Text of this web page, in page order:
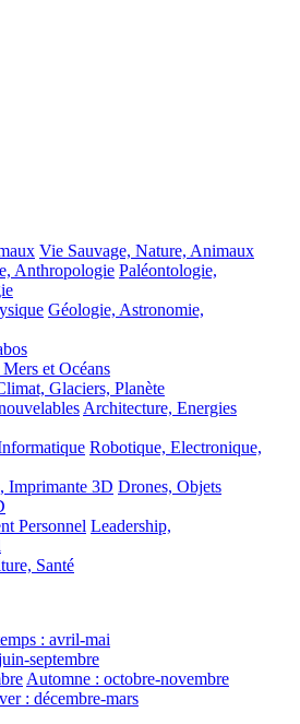
Vie Sauvage, Nature, Animaux
Anthropologie Paléontologie,
Géologie, Astronomie,
et Océans
Glaciers, Planète
Architecture, Energies
Robotique, Electronique,
Imprimante 3D Drones, Objets
Personnel Leadership,
Santé
: avril-mai
septembre
Automne : octobre-novembre
: décembre-mars